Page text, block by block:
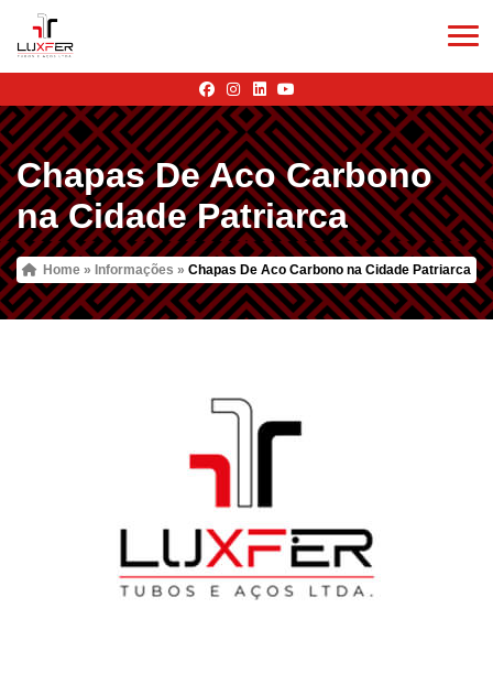
Chapas De Aco Carbono
na Cidade Patriarca
Home » Informações » Chapas De Aco Carbono na Cidade Patriarca